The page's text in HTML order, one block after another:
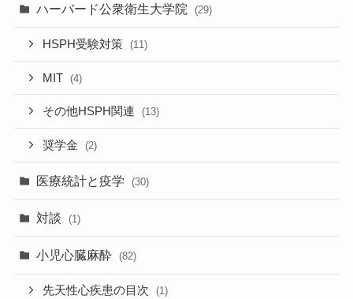
ハーバード公衆衛生大学院 (29)
HSPH受験対策 (11)
MIT (4)
その他HSPH関連 (13)
奨学金 (2)
医療統計と疫学 (30)
対談 (1)
小児心臓麻酔 (82)
先天性心疾患の目次 (1)